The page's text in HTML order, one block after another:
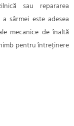
sau repararea
sârmei este adesea
mecanice de înaltă
pentru întreținere